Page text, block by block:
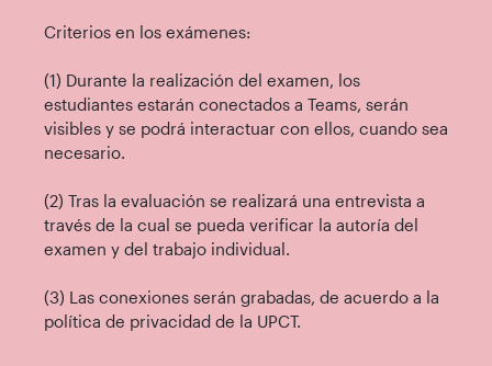
Criterios en los exámenes:
(1) Durante la realización del examen, los
estudiantes estarán conectados a Teams, serán
visibles y se podrá interactuar con ellos, cuando sea
necesario.
(2) Tras la evaluación se realizará una entrevista a
través de la cual se pueda verificar la autoría del
examen y del trabajo individual.
(3) Las conexiones serán grabadas, de acuerdo a la
política de privacidad de la UPCT.